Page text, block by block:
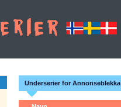
Underserier for Annonseblekka